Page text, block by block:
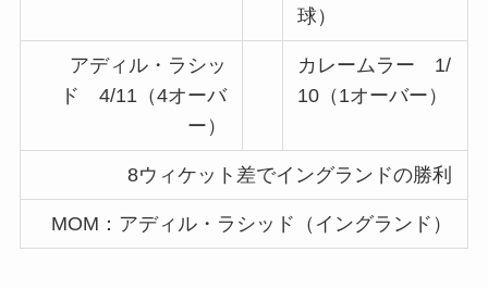
球）
アディル・ラシッ
ド 4/11（4オーバ
ー）
カレームラー 1/
10（1オーバー）
8ウィケット差でイングランドの勝利
MOM：アディル・ラシッド（イングランド）